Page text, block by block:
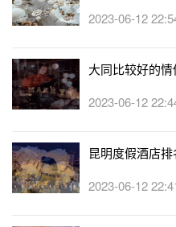
2023-06-12
大同比较好的
2023-06-12
昆明度假酒店
2023-06-12